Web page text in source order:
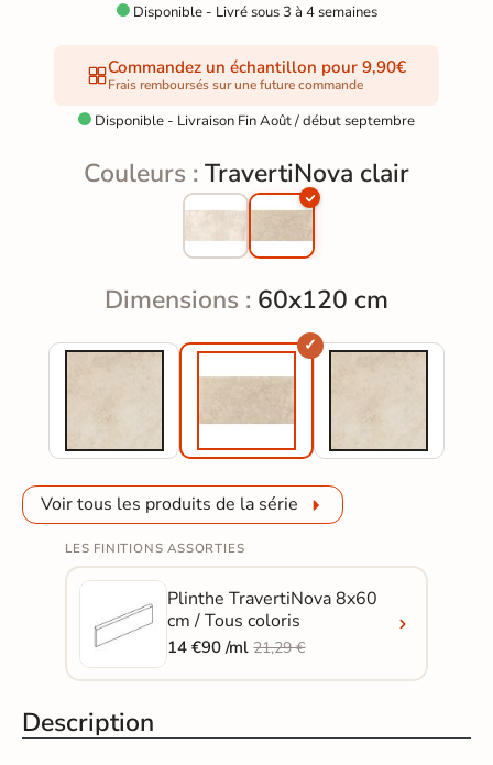
Disponible - Livré sous 3 à 4 semaines
Commandez un échantillon pour 9,90€
Frais remboursés sur une future commande
 Disponible - Livraison Fin Août / début septembre
Couleurs : TravertiNova clair
Dimensions : 60x120 cm
Voir tous les produits de la série
LES FINITIONS ASSORTIES
Plinthe TravertiNova 8x60
cm / Tous coloris
14 €90 /ml21,29 €
Description